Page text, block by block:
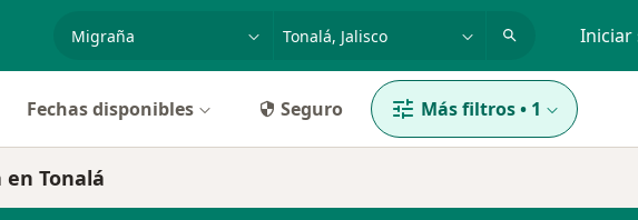
especialidad, enfermedad o nombre
p. ej. Guadalajara Iniciar
Fechas disponibles Seguro Más filtros• 1
Tonalá